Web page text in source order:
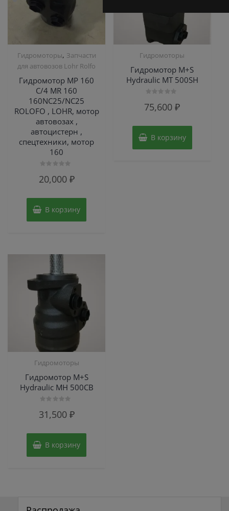
Гидромоторы, Запчасти
для автовозов Lohr Rolfo
Гидромотор MP 160
C/4 MR 160
160NC25/NC25
ROLOFO , LOHR, мотор
автовозах ,
автоцистерн ,
спецтехники, мотор
160
0
20,000 ₽
В корзину
Гидромоторы
Гидромотор M+S
Hydraulic МТ 500SH
0
75,600₽
В корзину
Гидромоторы
Гидромотор M+S
Hydraulic MH 500CB
0
31,500 ₽
В корзину